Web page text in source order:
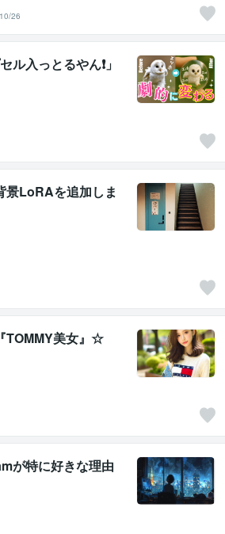
26
ル入っとるやん❗️」
景LoRAを追加しま
TOMMY美女』☆
が特に好きな理由